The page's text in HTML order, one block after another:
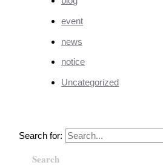
event
news
notice
Uncategorized
Search for: